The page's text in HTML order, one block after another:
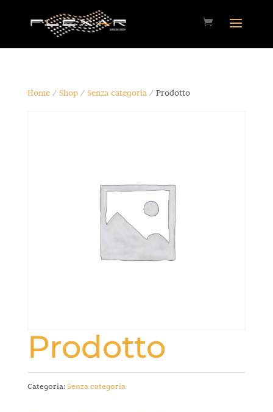
Home/ Shop/ Senza categoria/ Prodotto
Prodotto
Categoria:Senza categoria